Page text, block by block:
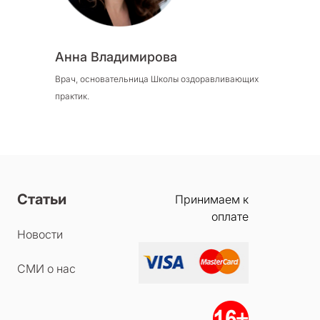
Анна Владимирова
Врач, основательница Школы оздоравливающих
практик.
Статьи
Новости
СМИ о нас
Принимаем к
оплате